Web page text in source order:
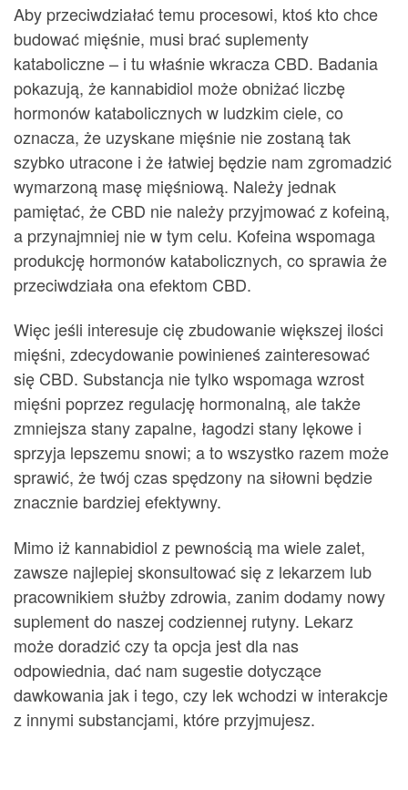
Aby przeciwdziałać temu procesowi, ktoś kto chce
budować mięśnie, musi brać suplementy
kataboliczne – i tu właśnie wkracza CBD. Badania
pokazują, że kannabidiol może obniżać liczbę
hormonów katabolicznych w ludzkim ciele, co
oznacza, że uzyskane mięśnie nie zostaną tak
szybko utracone i że łatwiej będzie nam zgromadzić
wymarzoną masę mięśniową. Należy jednak
pamiętać, że CBD nie należy przyjmować z kofeiną,
a przynajmniej nie w tym celu. Kofeina wspomaga
produkcję hormonów katabolicznych, co sprawia że
przeciwdziała ona efektom CBD.
Więc jeśli interesuje cię zbudowanie większej ilości
mięśni, zdecydowanie powinieneś zainteresować
się CBD. Substancja nie tylko wspomaga wzrost
mięśni poprzez regulację hormonalną, ale także
zmniejsza stany zapalne, łagodzi stany lękowe i
sprzyja lepszemu snowi; a to wszystko razem może
sprawić, że twój czas spędzony na siłowni będzie
znacznie bardziej efektywny.
Mimo iż kannabidiol z pewnością ma wiele zalet,
zawsze najlepiej skonsultować się z lekarzem lub
pracownikiem służby zdrowia, zanim dodamy nowy
suplement do naszej codziennej rutyny. Lekarz
może doradzić czy ta opcja jest dla nas
odpowiednia, dać nam sugestie dotyczące
dawkowania jak i tego, czy lek wchodzi w interakcje
z innymi substancjami, które przyjmujesz.